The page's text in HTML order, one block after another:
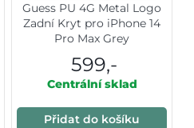
Guess PU 4G Metal Logo
Zadní Kryt pro iPhone 14
Pro Max Grey
599,-
Centrální sklad
Přidat do košíku